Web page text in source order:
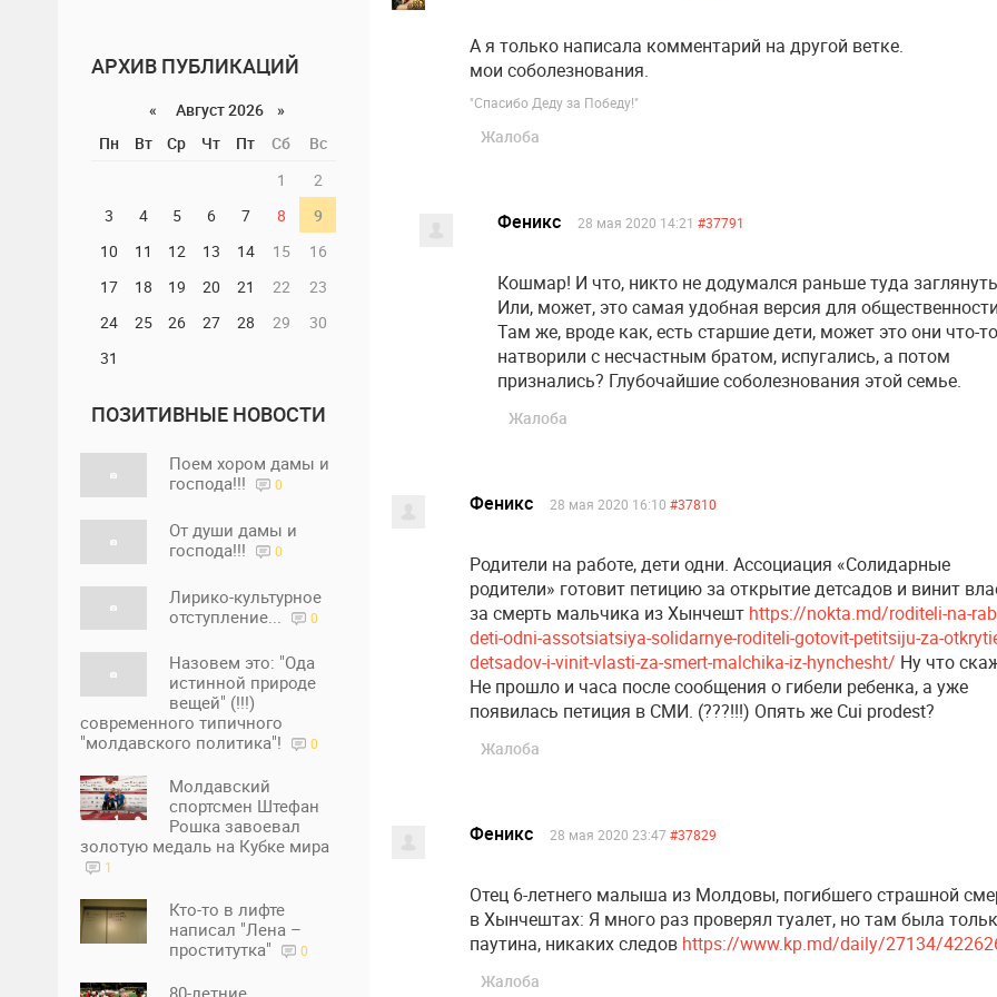
АРХИВ ПУБЛИКАЦИЙ
«
Август 2026 »
Пн
Вт Ср Чт Пт Сб
Вс
1
2
3
4 5 6 7 8
9
10
11 12 13 14 15
16
17
18 19 20 21 22
23
24
25 26 27 28 29
30
31
ПОЗИТИВНЫЕ НОВОСТИ
Поем хором дамы и
господа!!!
0
От души дамы и
господа!!!
0
Лирико-культурное
отступление...
0
Назовем это: "Ода
истинной природе
вещей" (!!!)
современного типичного
"молдавского политика"!
0
Молдавский
спортсмен Штефан
Рошка завоевал
золотую медаль на Кубке мира
1
Кто-то в лифте
написал "Лена –
проститутка"
0
А я только написала комментарий на другой ветке.
мои соболезнования.
"Спасибо Деду за Победу!"
Жалоба
Феникс 28 мая 2020 14:21 #37791
Кошмар! И что, никто не додумался раньше туда
Или, может, это самая удобная версия для
Там же, вроде как, есть старшие дети, может это они что-то
натворили с несчастным братом, испугались, а потом
признались? Глубочайшие соболезнования этой семье.
Жалоба
Феникс 28 мая 2020 16:10 #37810
Родители на работе, дети одни. Ассоциация «Солидарные
родители» готовит петицию за открытие детсадов и винит
за смерть мальчика из Хынчешт https://nokta.md/roditeli-na-
deti-odni-assotsiatsiya-solidarnye-roditeli-gotovit-petitsiju-za-
detsadov-i-vinit-vlasti-za-smert-malchika-iz-hynchesht/ Ну что
Не прошло и часа после сообщения о гибели ребенка, а уже
появилась петиция в СМИ. (???!!!) Опять же Cui prodest?
Жалоба
Феникс 28 мая 2020 23:47 #37829
Отец 6-летнего малыша из Молдовы, погибшего страшной
в Хынчештах: Я много раз проверял туалет, но там была
паутина, никаких следов https://www.kp.md/daily/27134/
Жалоба